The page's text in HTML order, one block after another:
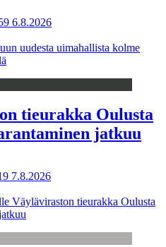
6.8.2026
uudesta uimahallista kolme
tieurakka Oulusta
jatkuu
7.8.2026
Väyläviraston tieurakka Oulusta